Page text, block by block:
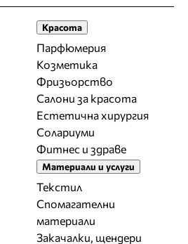
Красота
Парфюмерия
Козметика
Фризьорство
Салони за красота
Естетична хирургия
Солариуми
Фитнес и здраве
Материали и услуги
Текстил
Спомагателни
материали
Закачалки, щендери